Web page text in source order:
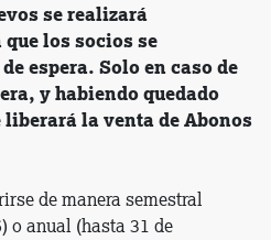
se realizará
los socios se
espera. Solo en caso de
y habiendo quedado
la venta de Abonos
de manera semestral
o anual (hasta 31 de